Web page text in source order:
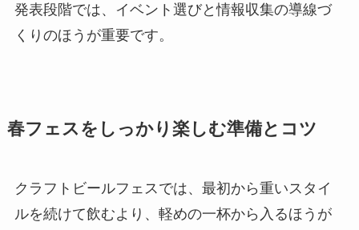
発表段階では、イベント選びと情報収集の導線づ
くりのほうが重要です。
春フェスをしっかり楽しむ準備とコツ
クラフトビールフェスでは、最初から重いスタイ
ルを続けて飲むより、軽めの一杯から入るほうが